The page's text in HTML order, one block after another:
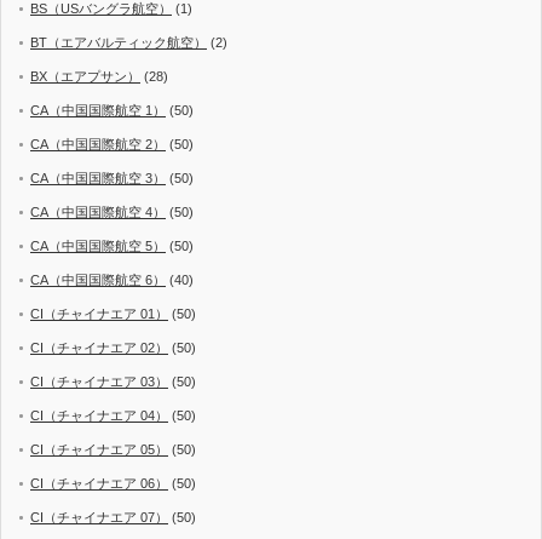
BS（USバングラ航空） (1)
BT（エアバルティック航空） (2)
BX（エアプサン） (28)
CA（中国国際航空 1） (50)
CA（中国国際航空 2） (50)
CA（中国国際航空 3） (50)
CA（中国国際航空 4） (50)
CA（中国国際航空 5） (50)
CA（中国国際航空 6） (40)
CI（チャイナエア 01） (50)
CI（チャイナエア 02） (50)
CI（チャイナエア 03） (50)
CI（チャイナエア 04） (50)
CI（チャイナエア 05） (50)
CI（チャイナエア 06） (50)
CI（チャイナエア 07） (50)